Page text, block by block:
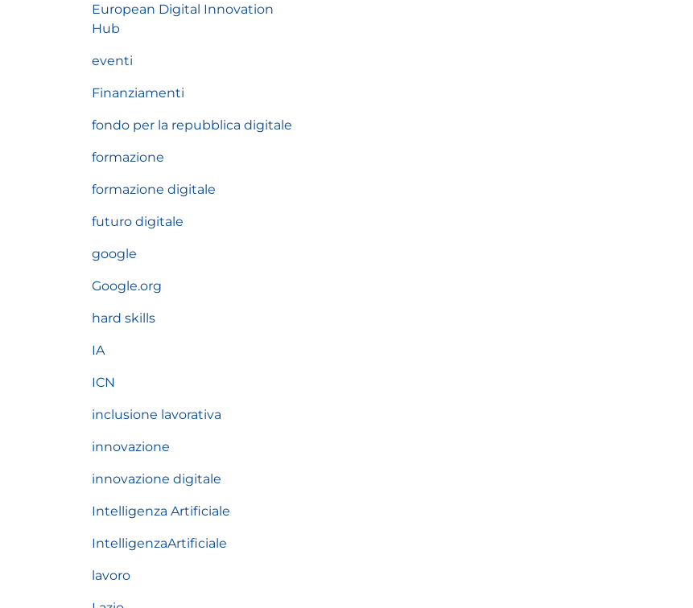
European Digital Innovation
Hub
eventi
Finanziamenti
fondo per la repubblica digitale
formazione
formazione digitale
futuro digitale
google
Google.org
hard skills
IA
ICN
inclusione lavorativa
innovazione
innovazione digitale
Intelligenza Artificiale
IntelligenzaArtificiale
lavoro